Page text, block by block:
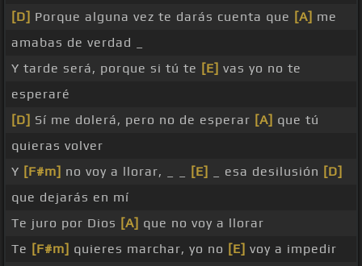
[D] Porque alguna vez te darás cuenta que [A] me
amabas de verdad _
Y tarde será, porque si tú te [E] vas yo no te
esperaré
[D] Sí me dolerá, pero no de esperar [A] que tú
quieras volver
Y [F#m] no voy a llorar, _ _ [E] _ esa desilusión [D]
que dejarás en mí
Te juro por Dios [A] que no voy a llorar
Te [F#m] quieres marchar, yo no [E] voy a impedir